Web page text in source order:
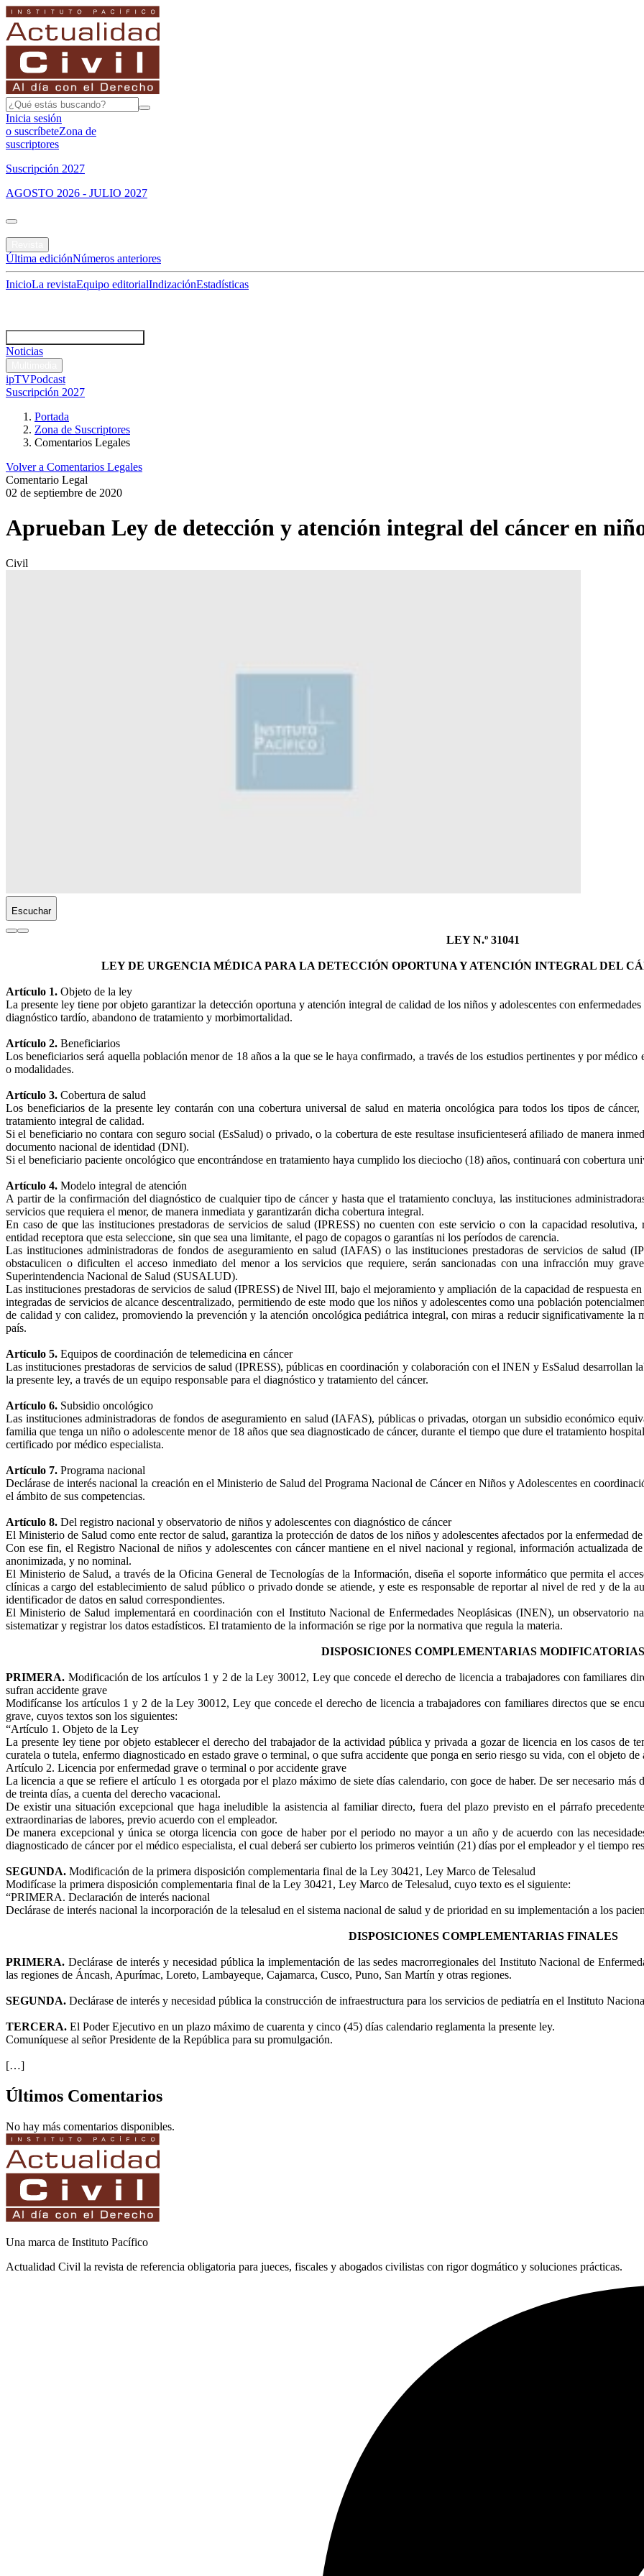
Inicia sesión
o suscríbeteZona de
suscriptores
Suscripción 2027
AGOSTO 2026 - JULIO 2027
Última ediciónNúmeros anteriores
InicioLa revistaEquipo editorialIndizaciónEstadísticas
Noticias
ipTVPodcast
Suscripción 2027
Portada
Zona de Suscriptores
Comentarios Legales
Volver a Comentarios Legales
Comentario Legal
02 de septiembre de 2020
Aprueban Ley de detección y atención integral del cáncer en
Civil
Escuchar
LEY N.º 31041
LEY DE URGENCIA MÉDICA PARA LA DETECCIÓN OPORTUNA Y ATENCIÓN INTEGRAL DEL
Artículo 1. Objeto de la ley
La presente ley tiene por objeto garantizar la detección oportuna y atención integral de calidad de los niños y adolescentes con
diagnóstico tardío, abandono de tratamiento y morbimortalidad.
Artículo 2. Beneficiarios
Los beneficiarios será aquella población menor de 18 años a la que se le haya confirmado, a través de los estudios pertinentes y por
o modalidades.
Artículo 3. Cobertura de salud
Los beneficiarios de la presente ley contarán con una cobertura universal de salud en materia oncológica para todos los tipos de
tratamiento integral de calidad.
Si el beneficiario no contara con seguro social (EsSalud) o privado, o la cobertura de este resultase insuficienteserá afiliado de manera
documento nacional de identidad (DNI).
Si el beneficiario paciente oncológico que encontrándose en tratamiento haya cumplido los dieciocho (18) años, continuará con cobertura
Artículo 4. Modelo integral de atención
A partir de la confirmación del diagnóstico de cualquier tipo de cáncer y hasta que el tratamiento concluya, las instituciones
servicios que requiera el menor, de manera inmediata y garantizarán dicha cobertura integral.
En caso de que las instituciones prestadoras de servicios de salud (IPRESS) no cuenten con este servicio o con la capacidad
entidad receptora que esta seleccione, sin que sea una limitante, el pago de copagos o garantías ni los períodos de carencia.
Las instituciones administradoras de fondos de aseguramiento en salud (IAFAS) o las instituciones prestadoras de servicios de salud
obstaculicen o dificulten el acceso inmediato del menor a los servicios que requiere, serán sancionadas con una infracción muy
Superintendencia Nacional de Salud (SUSALUD).
Las instituciones prestadoras de servicios de salud (IPRESS) de Nivel III, bajo el mejoramiento y ampliación de la capacidad de respuesta
integradas de servicios de alcance descentralizado, permitiendo de este modo que los niños y adolescentes como una población
de calidad y con calidez, promoviendo la prevención y la atención oncológica pediátrica integral, con miras a reducir significativamente la
país.
Artículo 5. Equipos de coordinación de telemedicina en cáncer
Las instituciones prestadoras de servicios de salud (IPRESS), públicas en coordinación y colaboración con el INEN y EsSalud desarrollan
la presente ley, a través de un equipo responsable para el diagnóstico y tratamiento del cáncer.
Artículo 6. Subsidio oncológico
Las instituciones administradoras de fondos de aseguramiento en salud (IAFAS), públicas o privadas, otorgan un subsidio económico
familia que tenga un niño o adolescente menor de 18 años que sea diagnosticado de cáncer, durante el tiempo que dure el tratamiento
certificado por médico especialista.
Artículo 7. Programa nacional
Declárase de interés nacional la creación en el Ministerio de Salud del Programa Nacional de Cáncer en Niños y Adolescentes en
el ámbito de sus competencias.
Artículo 8. Del registro nacional y observatorio de niños y adolescentes con diagnóstico de cáncer
El Ministerio de Salud como ente rector de salud, garantiza la protección de datos de los niños y adolescentes afectados por la enfermedad
Con ese fin, el Registro Nacional de niños y adolescentes con cáncer mantiene en el nivel nacional y regional, información actualizada
anonimizada, y no nominal.
El Ministerio de Salud, a través de la Oficina General de Tecnologías de la Información, diseña el soporte informático que permita el
clínicas a cargo del establecimiento de salud público o privado donde se atiende, y este es responsable de reportar al nivel de red y de la
identificador de datos en salud correspondientes.
El Ministerio de Salud implementará en coordinación con el Instituto Nacional de Enfermedades Neoplásicas (INEN), un observatorio
sistematizar y registrar los datos estadísticos. El tratamiento de la información se rige por la normativa que regula la materia.
DISPOSICIONES COMPLEMENTARIAS MODIFICATORIAS
PRIMERA. Modificación de los artículos 1 y 2 de la Ley 30012, Ley que concede el derecho de licencia a trabajadores con familiares
sufran accidente grave
Modifícanse los artículos 1 y 2 de la Ley 30012, Ley que concede el derecho de licencia a trabajadores con familiares directos que se
grave, cuyos textos son los siguientes:
“Artículo 1. Objeto de la Ley
La presente ley tiene por objeto establecer el derecho del trabajador de la actividad pública y privada a gozar de licencia en los casos de
curatela o tutela, enfermo diagnosticado en estado grave o terminal, o que sufra accidente que ponga en serio riesgo su vida, con el objeto de
Artículo 2. Licencia por enfermedad grave o terminal o por accidente grave
La licencia a que se refiere el artículo 1 es otorgada por el plazo máximo de siete días calendario, con goce de haber. De ser necesario
de treinta días, a cuenta del derecho vacacional.
De existir una situación excepcional que haga ineludible la asistencia al familiar directo, fuera del plazo previsto en el párrafo
extraordinarias de labores, previo acuerdo con el empleador.
De manera excepcional y única se otorga licencia con goce de haber por el periodo no mayor a un año y de acuerdo con las
diagnosticado de cáncer por el médico especialista, el cual deberá ser cubierto los primeros veintiún (21) días por el empleador y el tiempo
SEGUNDA. Modificación de la primera disposición complementaria final de la Ley 30421, Ley Marco de Telesalud
Modifícase la primera disposición complementaria final de la Ley 30421, Ley Marco de Telesalud, cuyo texto es el siguiente:
“PRIMERA. Declaración de interés nacional
Declárase de interés nacional la incorporación de la telesalud en el sistema nacional de salud y de prioridad en su implementación a los
DISPOSICIONES COMPLEMENTARIAS FINALES
PRIMERA. Declárase de interés y necesidad pública la implementación de las sedes macrorregionales del Instituto Nacional de
las regiones de Áncash, Apurímac, Loreto, Lambayeque, Cajamarca, Cusco, Puno, San Martín y otras regiones.
SEGUNDA. Declárase de interés y necesidad pública la construcción de infraestructura para los servicios de pediatría en el Instituto
TERCERA. El Poder Ejecutivo en un plazo máximo de cuarenta y cinco (45) días calendario reglamenta la presente ley.
Comuníquese al señor Presidente de la República para su promulgación.
[…]
Últimos Comentarios
No hay más comentarios disponibles.
Una marca de Instituto Pacífico
Actualidad Civil la revista de referencia obligatoria para jueces, fiscales y abogados civilistas con rigor dogmático y soluciones prácticas.